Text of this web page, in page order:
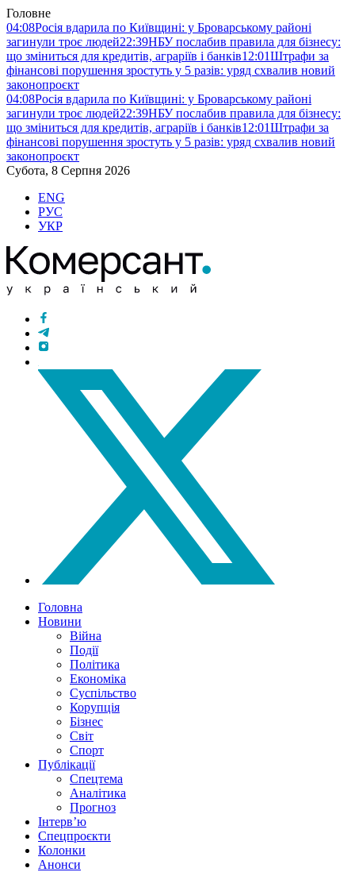
Головне
04:08Росія вдарила по Київщині: у Броварському районі
загинули троє людей22:39НБУ послабив правила для бізнесу:
що зміниться для кредитів, аграріїв і банків12:01Штрафи за
фінансові порушення зростуть у 5 разів: уряд схвалив новий
законопроєкт
04:08Росія вдарила по Київщині: у Броварському районі
загинули троє людей22:39НБУ послабив правила для бізнесу:
що зміниться для кредитів, аграріїв і банків12:01Штрафи за
фінансові порушення зростуть у 5 разів: уряд схвалив новий
законопроєкт
Субота, 8 Серпня 2026
ENG
РУС
УКР
Головна
Новини
Війна
Події
Політика
Економіка
Суспільство
Корупція
Бізнес
Світ
Спорт
Публікації
Спецтема
Аналітика
Прогноз
Інтерв’ю
Спецпроєкти
Колонки
Анонси